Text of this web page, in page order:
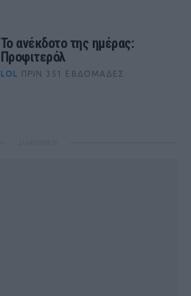
Το ανέκδοτο της ημέρας:
Προφιτερόλ
LOL ΠΡΙΝ 351 ΕΒΔΟΜΆΔΕΣ